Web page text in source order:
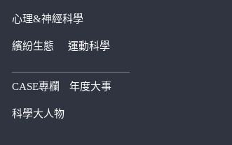
心理&神經科學
繽紛生態 運動科學
————————————
CASE專欄 年度大事
科學大人物